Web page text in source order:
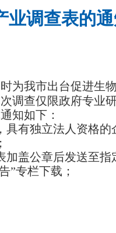
业调查表的
为我市出台促进生
调查仅限政府专业
知如下：
有独立法人资格的
盖公章后发送至指
”专栏下载；